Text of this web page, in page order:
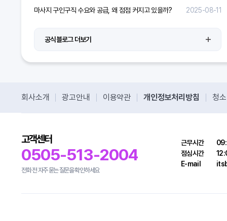
마사지 구인구직 수요와 공급, 왜 점점 커지고 있을까?
2025-08-11
공식블로그 더보기
회사소개 광고안내 이용약관 개인정보처리방침 청
고객센터
0505-513-2004
전화 전 자주 묻는 질문을 확인하세요
근무시간
점심시간
E-mail